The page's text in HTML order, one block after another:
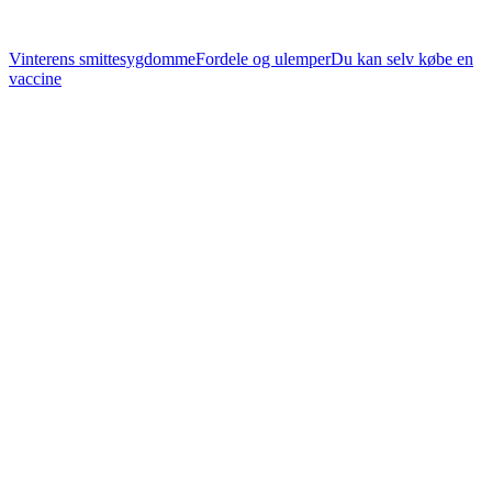
Vinterens smittesygdommeFordele og ulemperDu kan selv købe en
vaccine